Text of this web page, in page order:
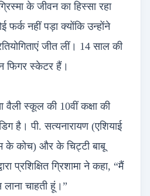
के जीवन का हिस्सा रहा
नहीं पड़ा क्योंकि उन्होंने
जीत लीं। 14 साल की
फिगर स्केटर हैं।
वैली स्कूल की 10वीं कक्षा की
है। पी. सत्यनारायण (एशियाई
के कोच) और के चिट्टी बाबू
प्रशिक्षित ग्रिशामा ने कहा, “मैं
चाहती हूं।”